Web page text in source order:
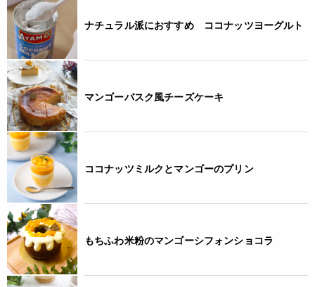
JANコード
4932503159823
ナチュラル派におすすめ ココナッツヨーグルト
マンゴーバスク風チーズケーキ
ココナッツミルクとマンゴーのプリン
もちふわ米粉のマンゴーシフォンショコラ